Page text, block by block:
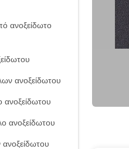
ανοξείδωτο
ανοξείδωτου
ανοξείδωτου
ανοξείδωτου
ανοξείδωτου